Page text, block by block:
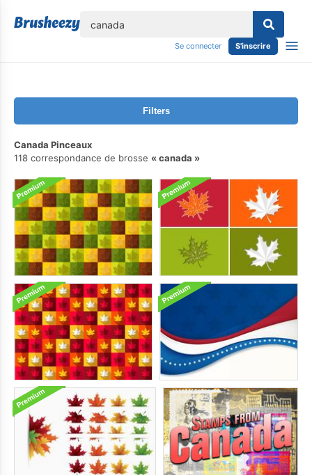
Se connecter S'inscrire
Filters
Canada Pinceaux
118 correspondance de brosse
canada